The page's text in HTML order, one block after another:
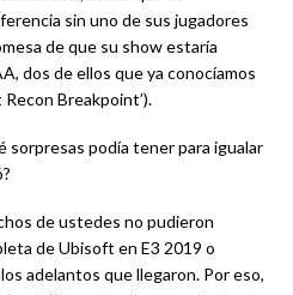
sin uno de sus jugadores
de que su show estaría
dos de ellos que ya conocíamos
Recon Breakpoint’).
sorpresas podía tener para igualar
de ustedes no pudieron
de Ubisoft en E3 2019 o
adelantos que llegaron. Por eso,